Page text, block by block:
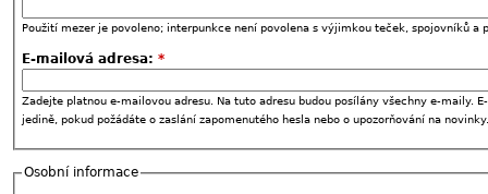
Použití mezer je povoleno; interpunkce není povolena s výjimkou teček, spojovníků a
E-mailová adresa: *
Zadejte platnou e-mailovou adresu. Na tuto adresu budou posílány všechny e-maily.
jedině, pokud požádáte o zaslání zapomenutého hesla nebo o upozorňování na novinky.
Osobní informace